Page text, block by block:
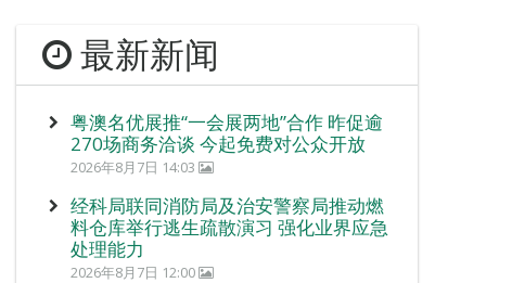
最新新闻
粤澳名优展推“一会展两地”合作 昨促逾
270场商务洽谈 今起免费对公众开放
2026年8月7日 14:03
经科局联同消防局及治安警察局推动燃
料仓库举行逃生疏散演习 强化业界应急
处理能力
2026年8月7日 12:00